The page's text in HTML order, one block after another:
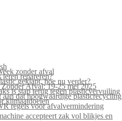
zonder afval
leren repareren?
geklapt, hoe nu verder?
Afval: 19-25 mei 2025
is stap terug tegen plasticvervuiling
dat hoogwaardige plasticrecycling
klimaatdoelen
regels voor afvalvermindering
accepteert zak vol blikjes en